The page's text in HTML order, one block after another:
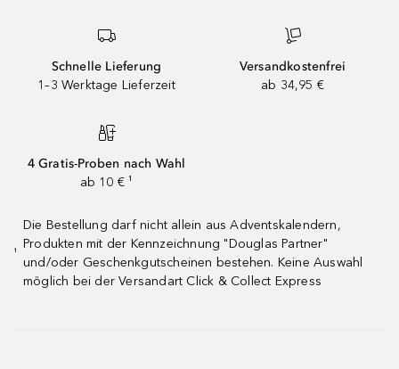
Schnelle Lieferung
1–3 Werktage Lieferzeit
Versandkostenfrei
ab 34,95 €
4 Gratis-Proben nach Wahl
ab 10 € ¹
¹
Die Bestellung darf nicht allein aus Adventskalendern,
Produkten mit der Kennzeichnung "Douglas Partner"
und/oder Geschenkgutscheinen bestehen. Keine Auswahl
möglich bei der Versandart Click & Collect Express